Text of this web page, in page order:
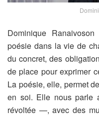
Dominique
poésie dans la vie de
du concret, des
de place pour exprimer
La poésie, elle, permet
en soi. Elle nous parle
révoltée —, avec des